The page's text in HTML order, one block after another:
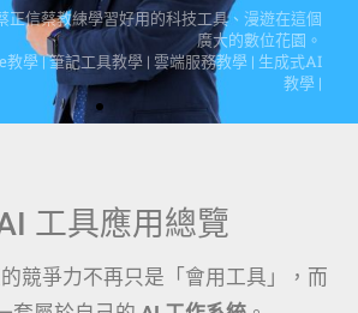
點擊這裡
工具應用總覽
競爭力不再只是「會用工具」，而